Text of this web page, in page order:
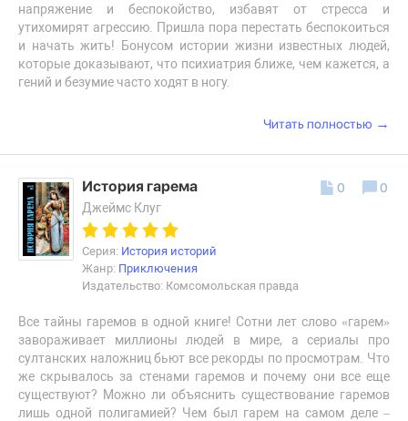
напряжение и беспокойство, избавят от стресса и
утихомирят агрессию. Пришла пора перестать беспокоиться
и начать жить! Бонусом истории жизни известных людей,
которые доказывают, что психиатрия ближе, чем кажется, а
гений и безумие часто ходят в ногу.
Читать полностью →
История гарема
Джеймс Клуг
Серия: История историй
Жанр: Приключения
Издательство: Комсомольская правда
Все тайны гаремов в одной книге! Сотни лет слово «гарем»
завораживает миллионы людей в мире, а сериалы про
султанских наложниц бьют все рекорды по просмотрам. Что
же скрывалось за стенами гаремов и почему они все еще
существуют? Можно ли объяснить существование гаремов
лишь одной полигамией? Чем был гарем на самом деле –
0 0